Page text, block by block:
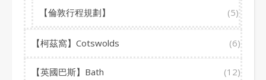
【倫敦行程規劃】 (5)
【柯茲窩】Cotswolds (6)
【英國巴斯】Bath (12)